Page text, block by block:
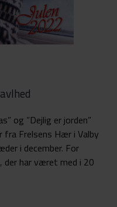
og ”Dejlig er jorden”
fra Frelsens Hær i Valby
i december. For
der har været med i 20